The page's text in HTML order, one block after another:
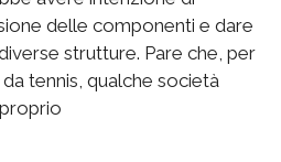
delle componenti e dare
strutture. Pare che, per
tennis, qualche società